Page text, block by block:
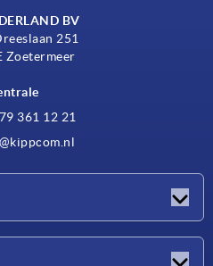
BV
251
Zoetermeer
361 12 21